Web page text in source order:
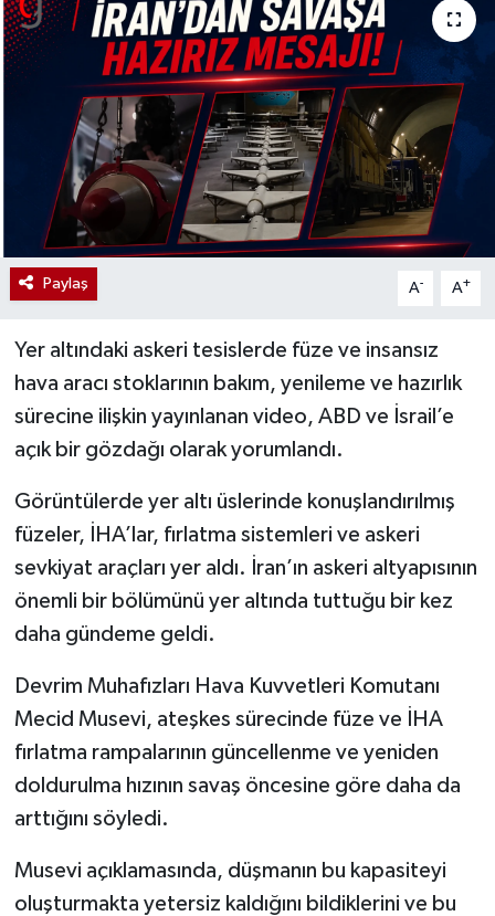
Paylaş A- A+
Yer altındaki askeri tesislerde füze ve insansız
hava aracı stoklarının bakım, yenileme ve hazırlık
sürecine ilişkin yayınlanan video, ABD ve İsrail’e
açık bir gözdağı olarak yorumlandı.
Görüntülerde yer altı üslerinde konuşlandırılmış
füzeler, İHA’lar, fırlatma sistemleri ve askeri
sevkiyat araçları yer aldı. İran’ın askeri altyapısının
önemli bir bölümünü yer altında tuttuğu bir kez
daha gündeme geldi.
Devrim Muhafızları Hava Kuvvetleri Komutanı
Mecid Musevi, ateşkes sürecinde füze ve İHA
fırlatma rampalarının güncellenme ve yeniden
doldurulma hızının savaş öncesine göre daha da
arttığını söyledi.
Musevi açıklamasında, düşmanın bu kapasiteyi
oluşturmakta yetersiz kaldığını bildiklerini ve bu